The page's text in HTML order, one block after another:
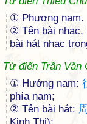
① Phương nam.
② Tên bài nhạc,
bài hát nhạc
Từ điển Trần Văn
① Hướng nam:
phía nam;
② Tên bài hát: 周